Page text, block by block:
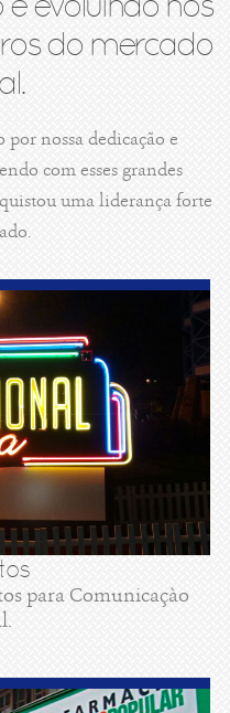
do mercado
nossa dedicação e
com esses grandes
uma liderança forte
para Comunicaçào